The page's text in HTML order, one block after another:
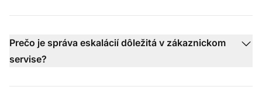
Prečo je správa eskalácií dôležitá v zákaznickom
servise?